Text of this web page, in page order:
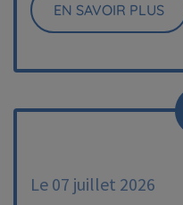
EN SAVOIR PLUS
Le 07 juillet 2026